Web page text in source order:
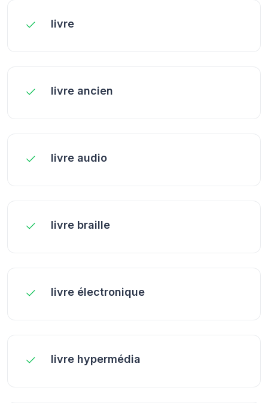
livre
livre ancien
livre audio
livre braille
livre électronique
livre hypermédia